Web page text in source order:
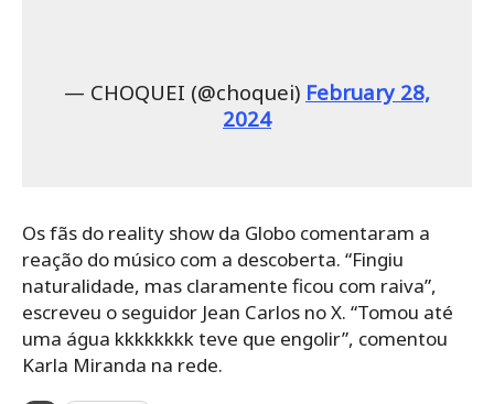
— CHOQUEI (@choquei) February 28,
2024
Os fãs do reality show da Globo comentaram a
reação do músico com a descoberta. “Fingiu
naturalidade, mas claramente ficou com raiva”,
escreveu o seguidor Jean Carlos no X. “Tomou até
uma água kkkkkkkk teve que engolir”, comentou
Karla Miranda na rede.